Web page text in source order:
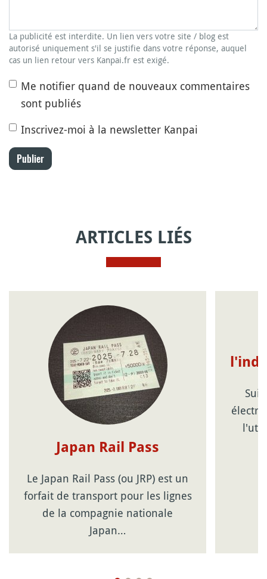
La publicité est interdite. Un lien vers votre site / blog est
autorisé uniquement s'il se justifie dans votre réponse, auquel
cas un lien retour vers Kanpai.fr est exigé.
Me notifier quand de nouveaux commentaires
sont publiés
Inscrivez-moi à la newsletter Kanpai
Publier
ARTICLES LIÉS
Japan Rail Pass
Le Japan Rail Pass (ou JRP) est un
forfait de transport pour les lignes
de la compagnie nationale
Japan…